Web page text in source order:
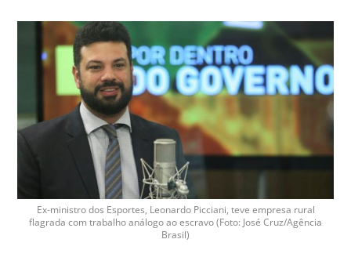
Ex-ministro dos Esportes, Leonardo Picciani, teve empresa rural
flagrada com trabalho análogo ao escravo (Foto: José Cruz/Agência
Brasil)